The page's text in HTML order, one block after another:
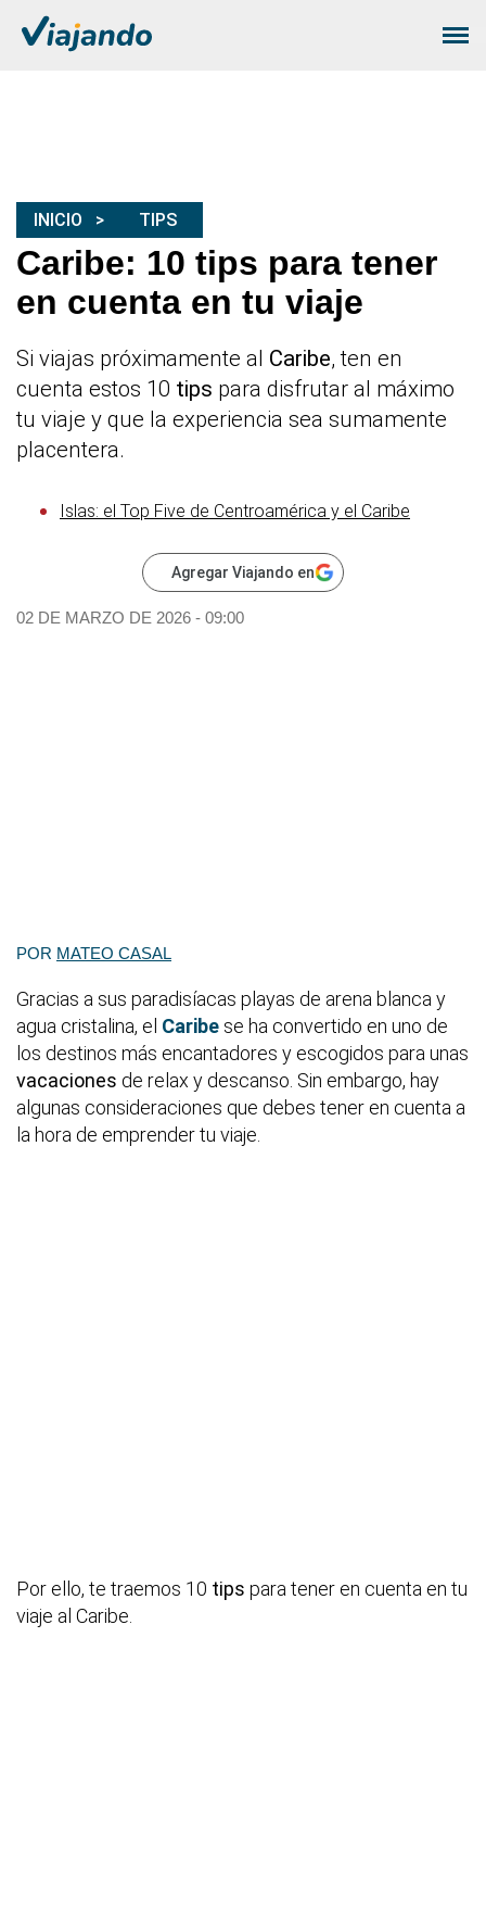
INICIO TIPS
Caribe: 10 tips para tener
en cuenta en tu viaje
Si viajas próximamente al Caribe, ten en
cuenta estos 10 tips para disfrutar al máximo
tu viaje y que la experiencia sea sumamente
placentera.
Islas: el Top Five de Centroamérica y el Caribe
Agregar Viajando en
02 DE MARZO DE 2026 - 09:00
POR MATEO CASAL
Gracias a sus paradisíacas playas de arena blanca y
agua cristalina, el Caribe se ha convertido en uno de
los destinos más encantadores y escogidos para unas
vacaciones de relax y descanso. Sin embargo, hay
algunas consideraciones que debes tener en cuenta a
la hora de emprender tu viaje.
Por ello, te traemos 10 tips para tener en cuenta en tu
viaje al Caribe.